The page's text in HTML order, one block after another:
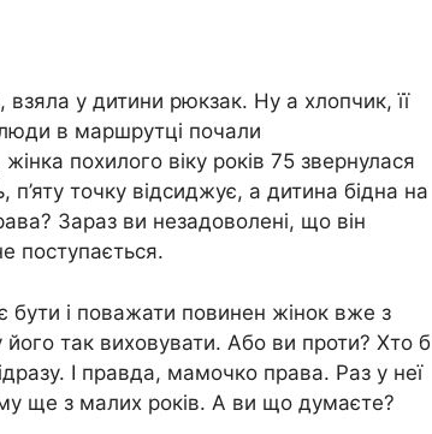
взяла у дитини рюкзак. Ну а хлопчик, її
в маршрутці почали
похилого віку років 75 звернулася
точку відсиджує, а дитина бідна на
Зараз ви незадоволені, що він
поступається.
бути і поважати повинен жінок вже з
так виховувати. Або ви проти? Хто б
І правда, мамочко права. Раз у неї
ще з малих років. А ви що думаєте?